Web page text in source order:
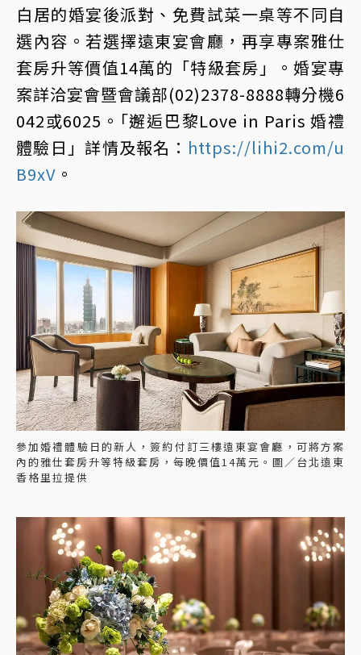
白居的婚宴後派對、免費試菜一桌等不同自
選內容。若選擇遠東宴會廳，再享專案雅仕
套房升等價值14萬的「特級套房」。婚宴專
案詳洽宴會暨會議部(02)2378-8888轉分機6
042或6025。｢邂逅巴黎Love in Paris 婚禮
體驗日」詳情及報名： https://lihi2.com/u
B9xV 。
參加婚禮體驗日的新人，簽約付訂三樓遠東宴會廳，可將方案
內的雅仕套房升等特級套房，每晚價值14萬元。圖／台北遠東
香格里拉提供